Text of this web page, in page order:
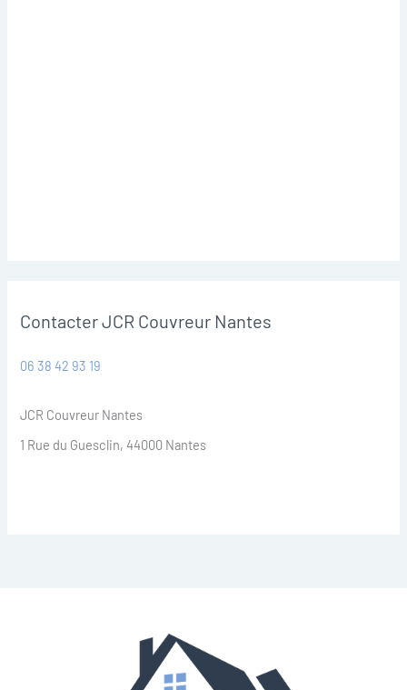
Contacter JCR Couvreur Nantes
06 38 42 93 19
JCR Couvreur Nantes
1 Rue du Guesclin, 44000 Nantes